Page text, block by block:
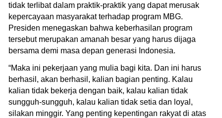
tidak terlibat dalam praktik-praktik yang dapat merusak
kepercayaan masyarakat terhadap program MBG.
Presiden menegaskan bahwa keberhasilan program
tersebut merupakan amanah besar yang harus dijaga
bersama demi masa depan generasi Indonesia.
“Maka ini pekerjaan yang mulia bagi kita. Dan ini harus
berhasil, akan berhasil, kalian bagian penting. Kalau
kalian tidak bekerja dengan baik, kalau kalian tidak
sungguh-sungguh, kalau kalian tidak setia dan loyal,
silakan minggir. Yang penting kepentingan rakyat di atas